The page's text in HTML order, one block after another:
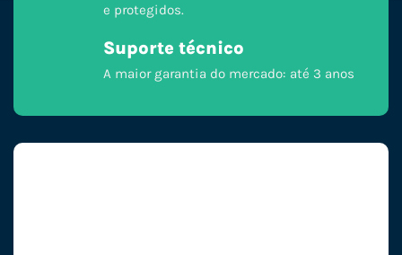
e protegidos.
Suporte técnico
A maior garantia do mercado: até 3 anos